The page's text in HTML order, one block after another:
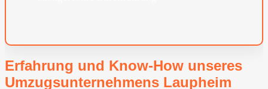
Erfahrung und Know-How unseres
Umzugsunternehmens Laupheim